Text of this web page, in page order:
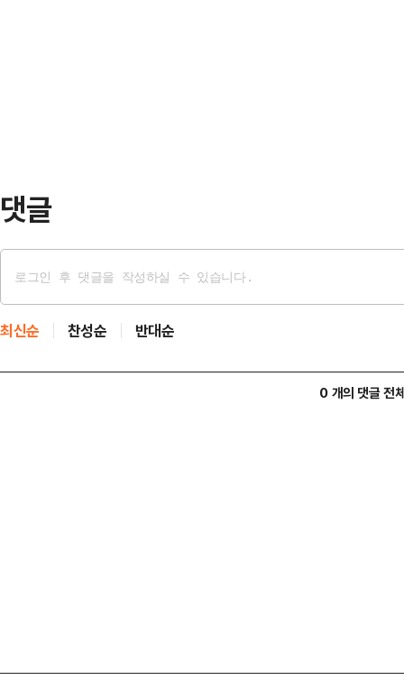
댓글
최신순 찬성순 반대순
0 개의 댓글 전